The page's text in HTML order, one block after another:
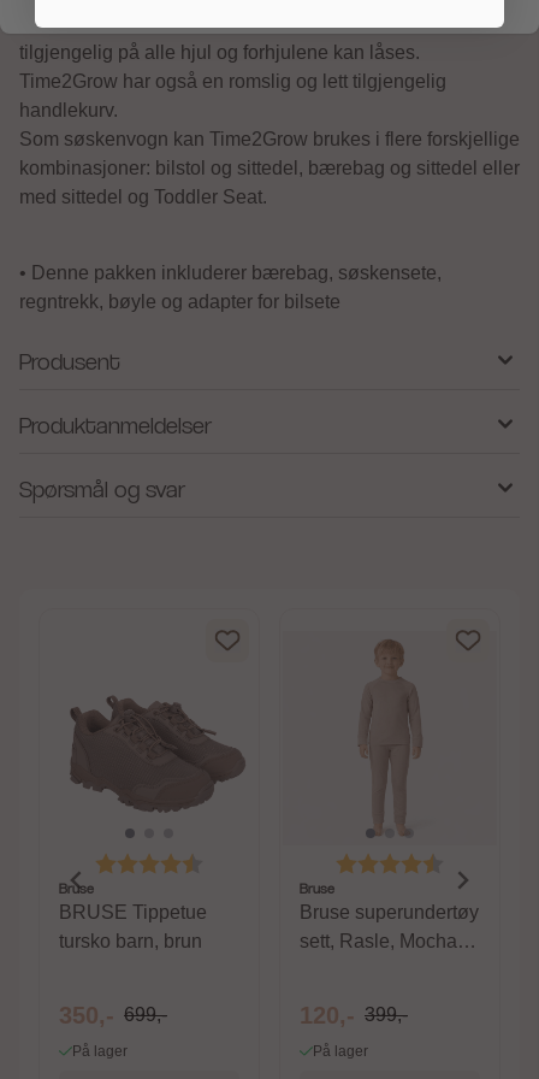
Hjulene på Time2Grow er punkteringsfrie, fjæring er
tilgjengelig på alle hjul og forhjulene kan låses.
Time2Grow har også en romslig og lett tilgjengelig
handlekurv.
Som søskenvogn kan Time2Grow brukes i flere forskjellige
kombinasjoner: bilstol og sittedel, bærebag og sittedel eller
med sittedel og Toddler Seat.
• Denne pakken inkluderer bærebag, søskensete,
regntrekk, bøyle og adapter for bilsete
Produsent
Produktanmeldelser
Spørsmål og svar
Karakter:
Bruse
BRUSE Tippetue
tursko barn, brun
350,- 699,-
På lager
Karakter:
Bruse
Bruse superundertøy
sett, Rasle, Mocha
120,- 399,-
På lager